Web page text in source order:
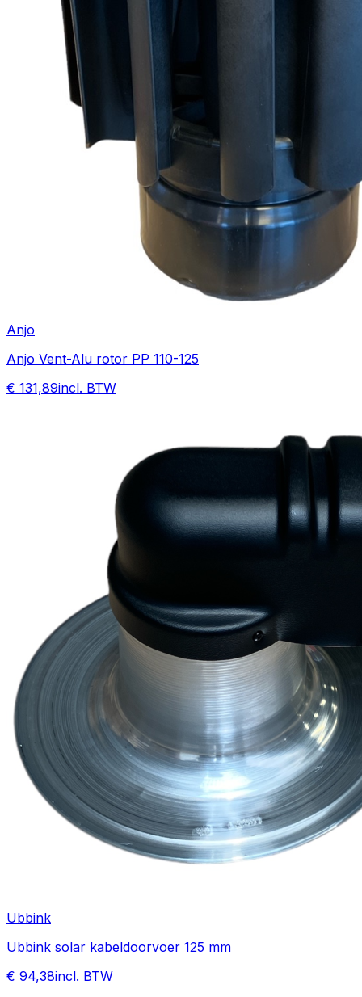
Anjo
Anjo Vent-Alu rotor PP 110-125
€ 131,89incl. BTW
Ubbink
Ubbink solar kabeldoorvoer 125 mm
€ 94,38incl. BTW